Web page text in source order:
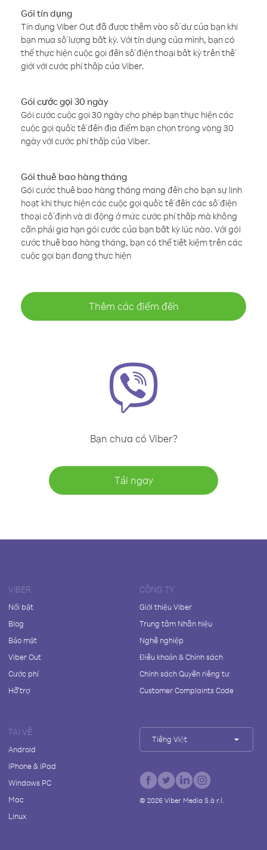
Gói tín dụng
Tín dụng Viber Out đã được thêm vào số dư của bạn khi
bạn mua số lượng bất kỳ. Với tín dụng của mình, bạn có
thể thực hiện cuộc gọi đến số điện thoại bất kỳ trên thế
giới với cước phí thấp của Viber.
Gói cước gọi 30 ngày
Gói cước cuộc gọi 30 ngày cho phép bạn thực hiện các
cuộc gọi quốc tế đến địa điểm bạn chọn trong vòng 30
ngày với cước phí thấp của Viber.
Gói thuê bao hàng tháng
Gói cước thuê bao hàng tháng mang đến cho bạn sự linh
hoạt khi thực hiện các cuộc gọi quốc tế đến các số điện
thoại cố định và di động ở mức cước phí thấp mà không
cần phải gia hạn gói cước của bạn bất kỳ lúc nào. Với gói
cước thuê bao hàng tháng, bạn có thể tiết kiệm trên các
cuộc gọi bạn đang thực hiện
Thêm các điểm đến
Bạn chưa có Viber?
Tải ngay
VIBER
Nổi bật
Blog
Bảo mật
Viber Out
Cước phí
Hỗ trợ
CÔNG TY
Giới thiệu Viber
Trung tâm Nhãn hiệu
Nghề nghiệp
Điều khoản & Chính sách
Chính sách Quyền riêng tư
Customer Complaints Code
TẢI VỀ
Android
iPhone & iPad
Windows PC
Mac
Linux
Tiếng Việt
© 2026Viber Media S.à r.l.